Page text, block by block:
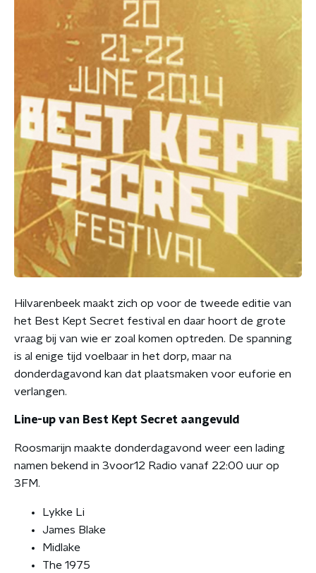
Hilvarenbeek maakt zich op voor de tweede editie van
het Best Kept Secret festival en daar hoort de grote
vraag bij van wie er zoal komen optreden. De spanning
is al enige tijd voelbaar in het dorp, maar na
donderdagavond kan dat plaatsmaken voor euforie en
verlangen.
Line-up van Best Kept Secret aangevuld
Roosmarijn maakte donderdagavond weer een lading
namen bekend in 3voor12 Radio vanaf 22:00 uur op
3FM.
Lykke Li
James Blake
Midlake
The 1975